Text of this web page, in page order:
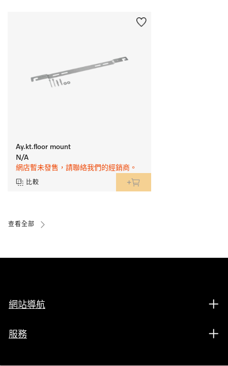
Ay.kt.floor mount
N/A
網店暫未發售，請聯絡我們的經銷商。
比較
查看全部
網站導航
服務